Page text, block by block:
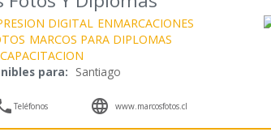
DIGITAL ENMARCACIONES
MARCOS PARA DIPLOMAS
para: Santiago
Teléfonos  www.marcosfotos.cl